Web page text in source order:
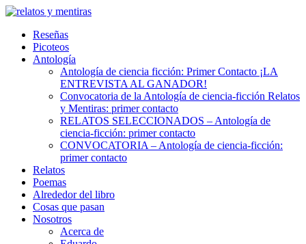
Skip
contentReseñas
Picoteos
Antología
Antología de ciencia ficción: Primer Contacto ¡LA
ENTREVISTA AL GANADOR!
Convocatoria de la Antología de ciencia-ficción Relatos
y Mentiras: primer contacto
RELATOS SELECCIONADOS – Antología de
ciencia-ficción: primer contacto
CONVOCATORIA – Antología de ciencia-ficción:
primer contacto
Relatos
Poemas
Alrededor del libro
Cosas que pasan
Nosotros
Acerca de